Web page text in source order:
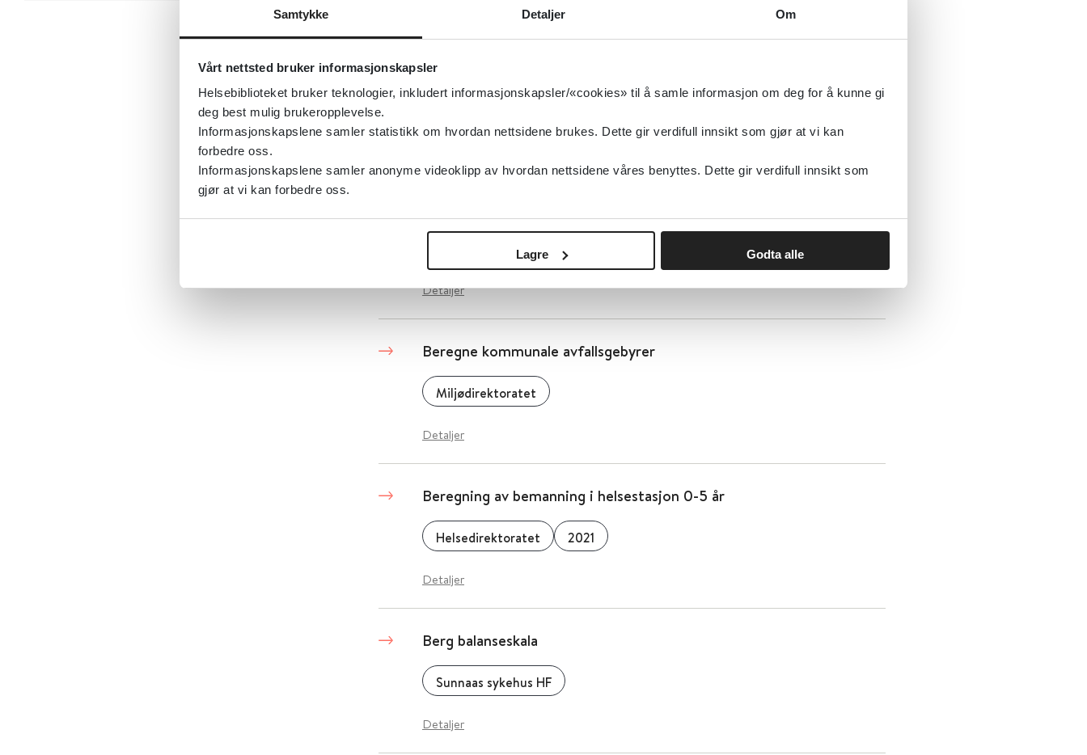
Samtykke Detaljer Om
Vårt nettsted bruker informasjonskapsler
Helsebiblioteket bruker teknologier, inkludert informasjonskapsler/«cookies» til å samle informasjon om deg for å kunne gi
deg best mulig brukeropplevelse.
Informasjonskapslene samler statistikk om hvordan nettsidene brukes. Dette gir verdifull innsikt som gjør at vi kan
forbedre oss.
Informasjonskapslene samler anonyme videoklipp av hvordan nettsidene våres benyttes. Dette gir verdifull innsikt som
gjør at vi kan forbedre oss.
Lagre Godta alle
Beredskap mot akutt forurensning
Beredskapslaboratorium - giftige kjemikalier, patogene
Forsvarets forskningsinstitutt
Detaljer
Beregne kommunale avfallsgebyrer
Miljødirektoratet
Detaljer
Beregning av bemanning i helsestasjon 0-5 år
Helsedirektoratet 2021
Detaljer
Berg balanseskala
Sunnaas sykehus HF
Detaljer